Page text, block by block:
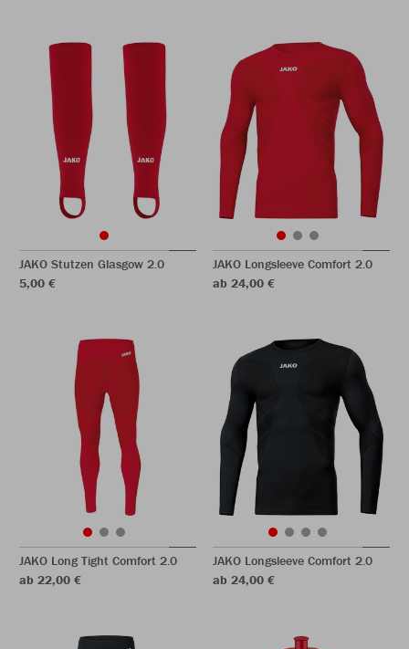
JAKO Stutzen Glasgow 2.0
5,00 €
JAKO Longsleeve Comfort 2.0
ab 24,00 €
JAKO Long Tight Comfort 2.0
ab 22,00 €
JAKO Longsleeve Comfort 2.0
ab 24,00 €